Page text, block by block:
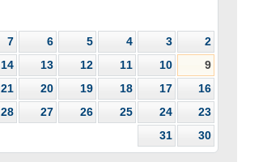
2
3
4
5
6
7
9
10
11
12
13
14
16
17
18
19
20
21
23
24
25
26
27
28
30
31